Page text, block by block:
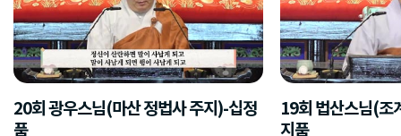
20회 광우스님(마산 정법사 주지)-십정
품
19회 법산스님(조
지품